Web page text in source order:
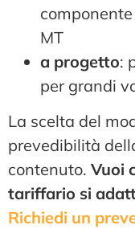
MT
a progetto:
per grandi
La scelta del
prevedibilità
contenuto. Vuoi
tariffario si
Richiedi un